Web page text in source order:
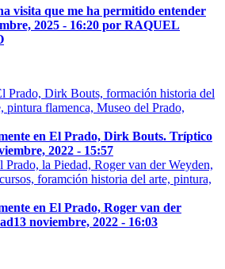
visita que me ha permitido entender
2025 - 16:20 por RAQUEL
en El Prado, Dirk Bouts. Tríptico
2022 - 15:57
en El Prado, Roger van der
13 noviembre, 2022 - 16:03